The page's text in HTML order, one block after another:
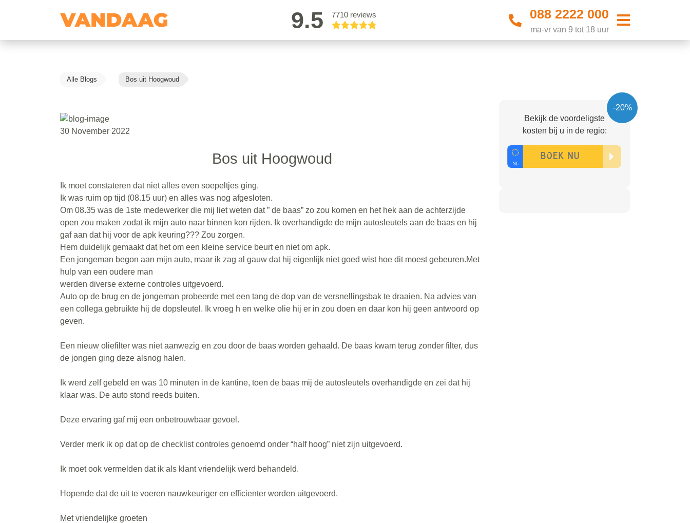
9.5 7710 reviews 088 2222 000
ma-vr van 9 tot 18 uur
Alle Blogs Bos uit Hoogwoud
30 November 2022
Bos uit Hoogwoud
Ik moet constateren dat niet alles even soepeltjes ging.
Ik was ruim op tijd (08.15 uur) en alles was nog afgesloten.
Om 08.35 was de 1ste medewerker die mij liet weten dat ” de baas” zo zou komen en het hek aan de achterzijde
open zou maken zodat ik mijn auto naar binnen kon rijden. Ik overhandigde de mijn autosleutels aan de baas en hij
gaf aan dat hij voor de apk keuring??? Zou zorgen.
Hem duidelijk gemaakt dat het om een kleine service beurt en niet om apk.
Een jongeman begon aan mijn auto, maar ik zag al gauw dat hij eigenlijk niet goed wist hoe dit moest gebeuren.Met
hulp van een oudere man
werden diverse externe controles uitgevoerd.
Auto op de brug en de jongeman probeerde met een tang de dop van de versnellingsbak te draaien. Na advies van
een collega gebruikte hij de dopsleutel. Ik vroeg h en welke olie hij er in zou doen en daar kon hij geen antwoord op
geven.
Een nieuw oliefilter was niet aanwezig en zou door de baas worden gehaald. De baas kwam terug zonder filter, dus
de jongen ging deze alsnog halen.
Ik werd zelf gebeld en was 10 minuten in de kantine, toen de baas mij de autosleutels overhandigde en zei dat hij
klaar was. De auto stond reeds buiten.
Deze ervaring gaf mij een onbetrouwbaar gevoel.
Verder merk ik op dat op de checklist controles genoemd onder “half hoog” niet zijn uitgevoerd.
Ik moet ook vermelden dat ik als klant vriendelijk werd behandeld.
Hopende dat de uit te voeren nauwkeuriger en efficienter worden uitgevoerd.
Met vriendelijke groeten
-20%
Bekijk de voordeligste
kosten bij u in de regio: